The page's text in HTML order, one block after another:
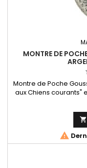
MONTRE DE
Montre de Poche
aux Chiens courants"
Chiffres Arabes.
et dateur à 3h.

